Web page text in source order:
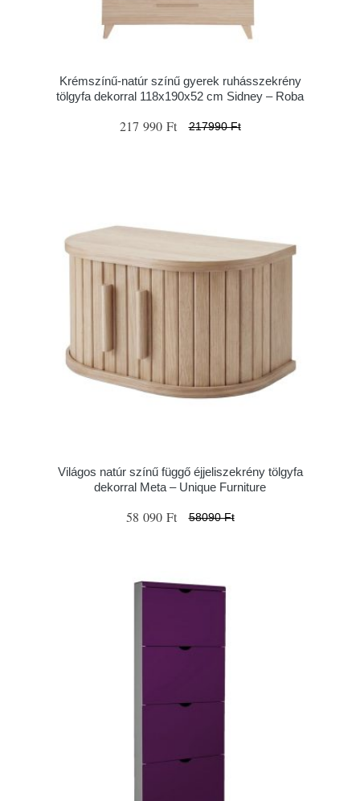
Krémszínű-natúr színű gyerek ruhásszekrény
tölgyfa dekorral 118x190x52 cm Sidney – Roba
217 990 Ft 217990 Ft
Világos natúr színű függő éjjeliszekrény tölgyfa
dekorral Meta – Unique Furniture
58 090 Ft 58090 Ft